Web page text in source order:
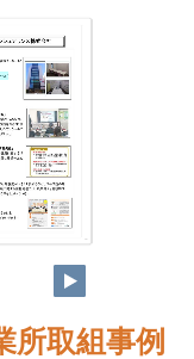
385
所取組事例